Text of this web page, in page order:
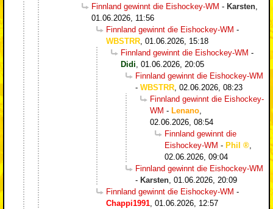
Finnland gewinnt die Eishockey-WM - Karsten
01.06.2026, 11:56
Finnland gewinnt die Eishockey-WM -
WBSTRR 01.06.2026, 15:18
Finnland gewinnt die Eishockey-WM -
Didi 01.06.2026, 20:05
Finnland gewinnt die Eishockey-WM
- WBSTRR 02.06.2026, 08:23
Finnland gewinnt die Eishockey-
WM - Lenano
02.06.2026, 08:54
Finnland gewinnt die
Eishockey-WM - Phil
02.06.2026, 09:04
Finnland gewinnt die Eishockey-WM
- Karsten 01.06.2026, 20:09
Finnland gewinnt die Eishockey-WM -
Chappi1991 01.06.2026, 12:57